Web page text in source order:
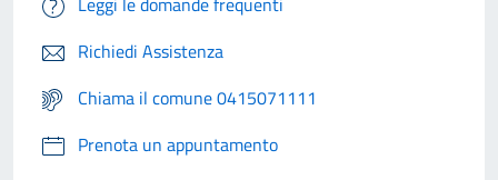
Richiedi Assistenza
Chiama il comune 0415071111
Prenota un appuntamento